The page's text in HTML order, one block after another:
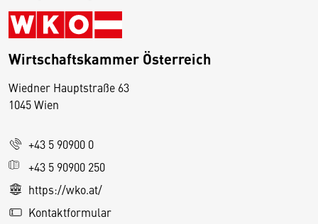
Wirtschaftskammer Österreich
Wiedner Hauptstraße 63
1045 Wien
+43 5 90900 0
+43 5 90900 250
https://wko.at/
Kontaktformular
D
s
e
S
e